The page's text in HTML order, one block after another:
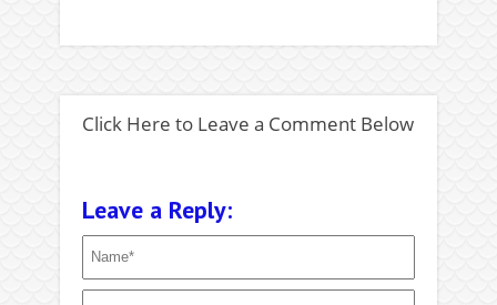
Click Here to Leave a Comment Below
Leave a Reply: